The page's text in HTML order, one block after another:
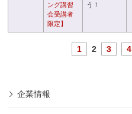
ング講習
会受講者
限定】
う！
1 2 3 4
企業情報